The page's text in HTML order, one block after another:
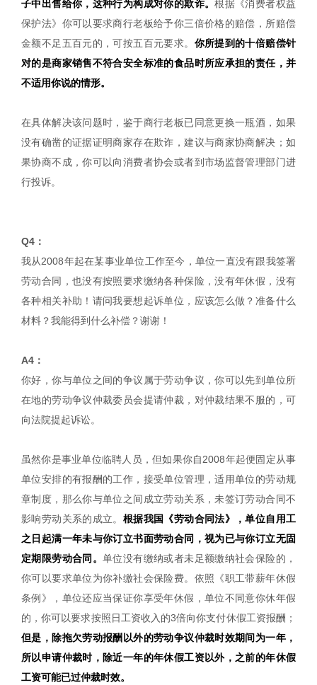
子中出售给你，这种行为构成对你的欺诈。根据《消费者权益
保护法》你可以要求商行老板给予你三倍价格的赔偿，所赔偿
金额不足五百元的，可按五百元要求。 你所提到的十倍赔偿针
对的是商家销售不符合安全标准的食品时所应承担的责任，并
不适用你说的情形。
在具体解决该问题时，鉴于商行老板已同意更换一瓶酒，如果
没有确凿的证据证明商家存在欺诈，建议与商家协商解决；如
果协商不成，你可以向消费者协会或者到市场监督管理部门进
行投诉。
Q4：
我从2008年起在某事业单位工作至今，单位一直没有跟我签署
劳动合同，也没有按照要求缴纳各种保险，没有年休假，没有
各种相关补助！请问我要想起诉单位，应该怎么做？准备什么
材料？我能得到什么补偿？谢谢！
A4：
你好，你与单位之间的争议属于劳动争议，你可以先到单位所
在地的劳动争议仲裁委员会提请仲裁，对仲裁结果不服的，可
向法院提起诉讼。
虽然你是事业单位临聘人员，但如果你自2008年起便固定从事
单位安排的有报酬的工作，接受单位管理，适用单位的劳动规
章制度，那么你与单位之间成立劳动关系，未签订劳动合同不
影响劳动关系的成立。 根据我国《劳动合同法》，单位自用工
之日起满一年未与你订立书面劳动合同，视为已与你订立无固
定期限劳动合同。单位没有缴纳或者未足额缴纳社会保险的，
你可以要求单位为你补缴社会保险费。依照《职工带薪年休假
条例》，单位还应当保证你享受年休假，单位不同意你休年假
的，你可以要求按照日工资收入的3倍向你支付休假工资报酬；
但是，除拖欠劳动报酬以外的劳动争议仲裁时效期间为一年，
所以申请仲裁时，除近一年的年休假工资以外，之前的年休假
工资可能已过仲裁时效。